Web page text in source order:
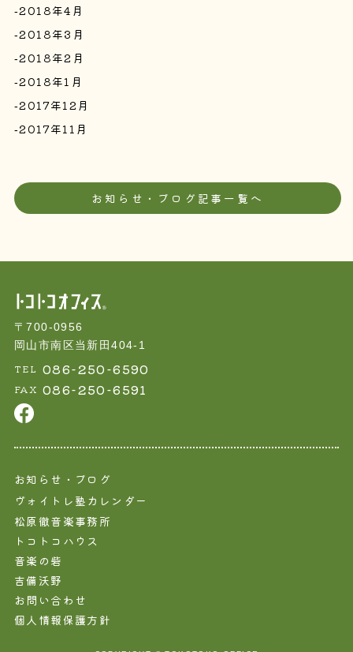
2018年4月
2018年3月
2018年2月
2018年1月
2017年12月
2017年11月
お知らせ・ブログ記事一覧へ
〒700-0956
岡山市南区当新田404-1
TEL 086-250-6590
FAX 086-250-6591
お知らせ・ブログ
ヴォイトレ塾カレンダー
松原徹音楽事務所
トコトコハウス
音楽の砦
吉備沃野
お問い合わせ
個人情報保護方針